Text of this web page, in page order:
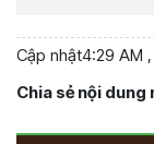
Cập nhật4:29 AM ,
Chia sẻ nội dung